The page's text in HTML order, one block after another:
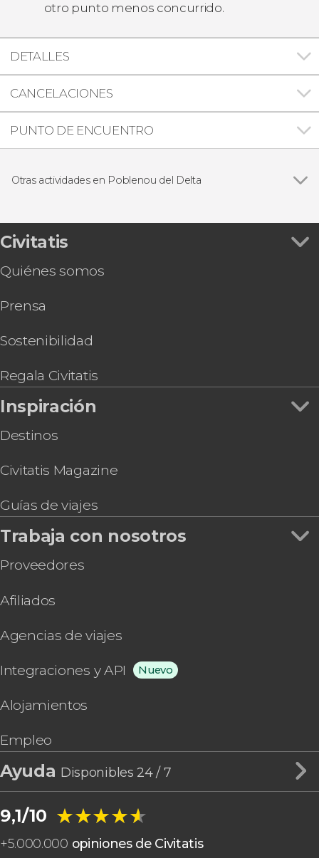
otro punto menos concurrido.
DETALLES
CANCELACIONES
PUNTO DE ENCUENTRO
Otras actividades en Poblenou del Delta
al atardecer
Tour por la Casa de Fusta y la laguna de la
Civitatis
Quiénes somos
Prensa
Sostenibilidad
Regala Civitatis
Inspiración
Destinos
Civitatis Magazine
Guías de viajes
Trabaja con nosotros
Proveedores
Afiliados
Agencias de viajes
Integraciones y API Nuevo
Alojamientos
Empleo
Ayuda Disponibles 24 / 7
9,1/10 ★★★★★
★★★★★
+5.000.000 opiniones de Civitatis